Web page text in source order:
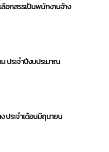
อกสรรเป็นพนักงานจ้าง
ประจำปีงบประมาณ
ประจำเดือนมิถุนายน